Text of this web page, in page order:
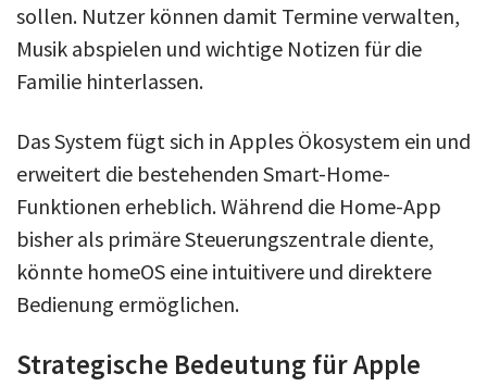
sollen. Nutzer können damit Termine verwalten,
Musik abspielen und wichtige Notizen für die
Familie hinterlassen.
Das System fügt sich in Apples Ökosystem ein und
erweitert die bestehenden Smart-Home-
Funktionen erheblich. Während die Home-App
bisher als primäre Steuerungszentrale diente,
könnte homeOS eine intuitivere und direktere
Bedienung ermöglichen.
Strategische Bedeutung für Apple